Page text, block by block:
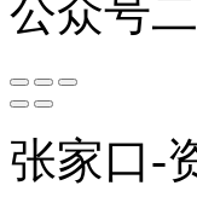
公众号
张家口-